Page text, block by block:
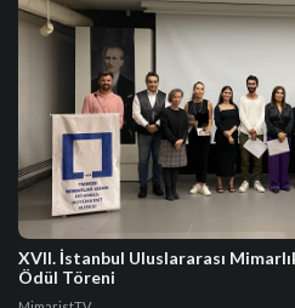
XVII. İstanbul Uluslararası
Ödül Töreni